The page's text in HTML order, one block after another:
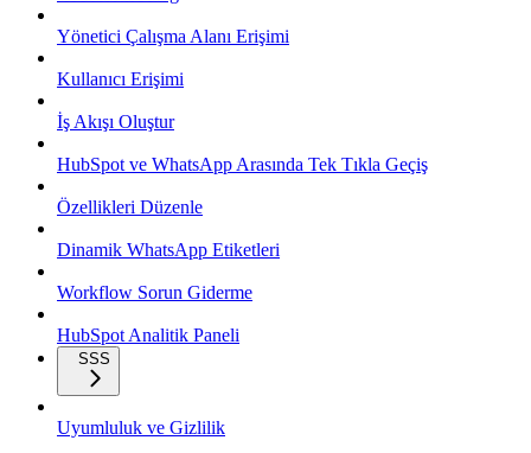
Yönetici Çalışma Alanı Erişimi
Kullanıcı Erişimi
İş Akışı Oluştur
HubSpot ve WhatsApp Arasında Tek Tıkla Geçiş
Özellikleri Düzenle
Dinamik WhatsApp Etiketleri
Workflow Sorun Giderme
HubSpot Analitik Paneli
SSS
Uyumluluk ve Gizlilik